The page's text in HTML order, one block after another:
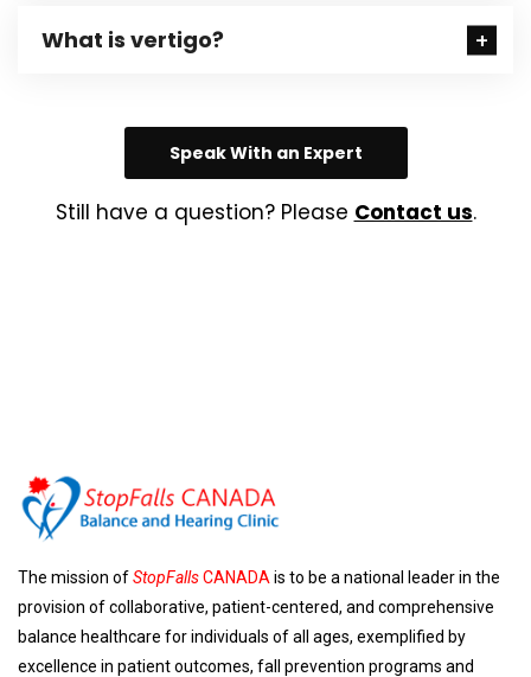
What is vertigo?
Speak With an Expert
Still have a question? Please Contact us.
The mission ofStopFallsCANADA is to be a national leader in the
provision of collaborative, patient-centered, and comprehensive
balance healthcare for individuals of all ages, exemplified by
excellence in patient outcomes, fall prevention programs and